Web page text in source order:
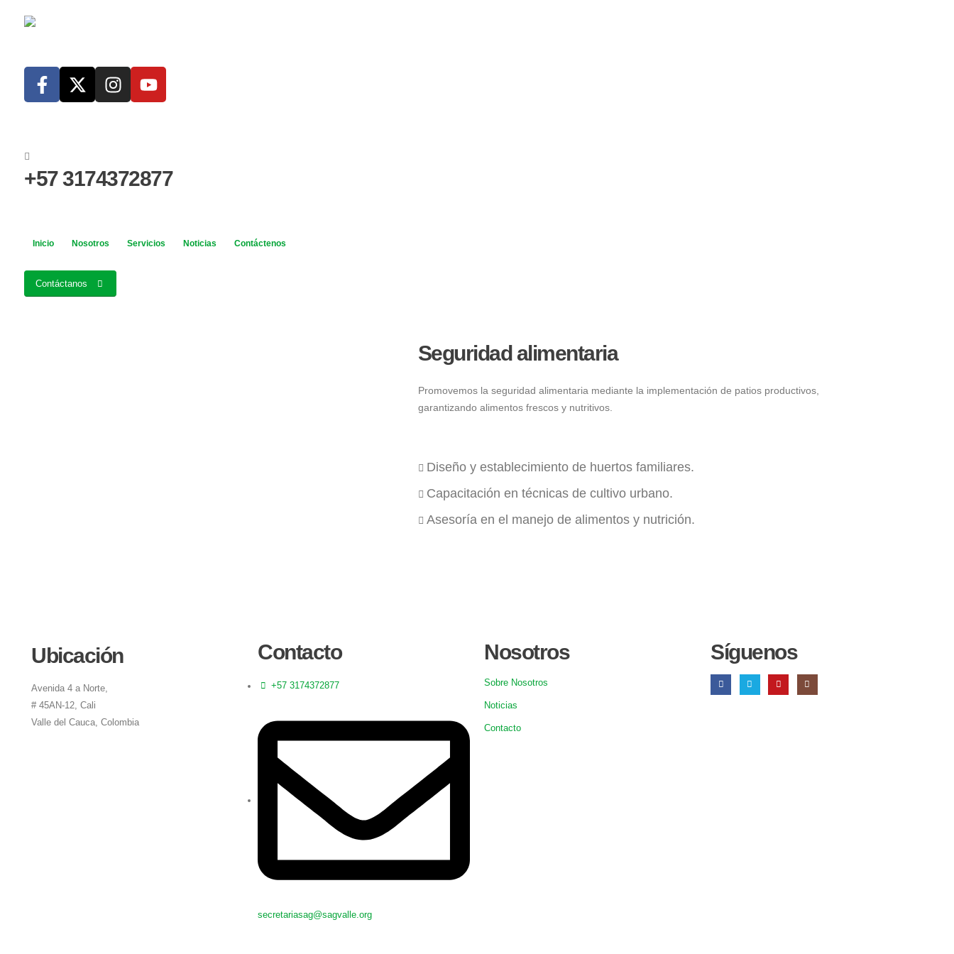
+57 3174372877
Inicio Nosotros Servicios Noticias Contáctenos
Contáctanos
Seguridad alimentaria
Promovemos la seguridad alimentaria mediante la implementación de patios productivos,
garantizando alimentos frescos y nutritivos.
Diseño y establecimiento de huertos familiares.
Capacitación en técnicas de cultivo urbano.
Asesoría en el manejo de alimentos y nutrición.
Ubicación
Avenida 4 a Norte,
# 45AN-12, Cali
Valle del Cauca, Colombia
Contacto
+57 3174372877
secretariasag@sagvalle.org
Nosotros
Sobre Nosotros
Noticias
Contacto
Síguenos